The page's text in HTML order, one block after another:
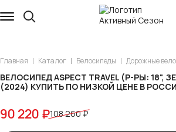
Главная Каталог Велосипеды Дорожные
ВЕЛОСИПЕД ASPECT TRAVEL (Р-РЫ: 18",
(2024) КУПИТЬ ПО НИЗКОЙ ЦЕНЕ В
90 220 ₽108 260 ₽